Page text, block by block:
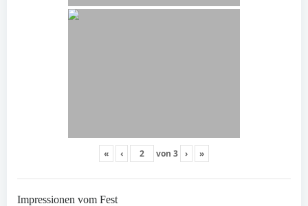
« ‹ von 3 › »
Impressionen vom Fest